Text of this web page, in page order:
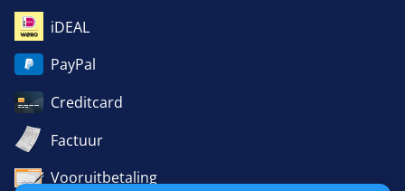
iDEAL
PayPal
Creditcard
Factuur
Vooruitbetaling